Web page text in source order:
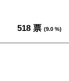
518 票 (9.0 %)